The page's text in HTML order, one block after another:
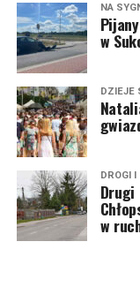
NA
w
DZIEJE
DROGI I
w